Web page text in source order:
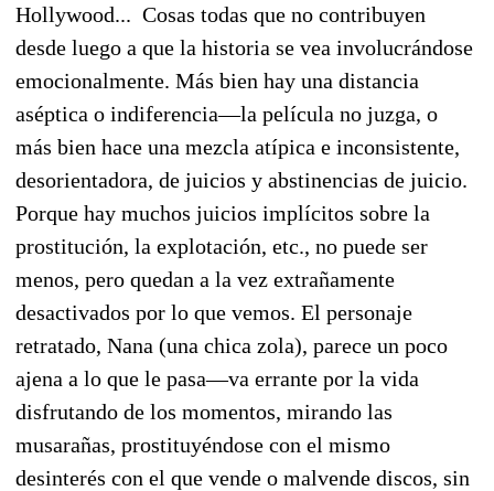
Hollywood... Cosas todas que no contribuyen
desde luego a que la historia se vea involucrándose
emocionalmente. Más bien hay una distancia
aséptica o indiferencia—la película no juzga, o
más bien hace una mezcla atípica e inconsistente,
desorientadora, de juicios y abstinencias de juicio.
Porque hay muchos juicios implícitos sobre la
prostitución, la explotación, etc., no puede ser
menos, pero quedan a la vez extrañamente
desactivados por lo que vemos. El personaje
retratado, Nana (una chica zola), parece un poco
ajena a lo que le pasa—va errante por la vida
disfrutando de los momentos, mirando las
musarañas, prostituyéndose con el mismo
desinterés con el que vende o malvende discos, sin